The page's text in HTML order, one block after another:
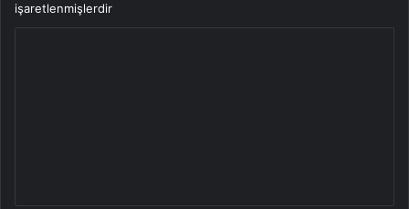
işaretlenmişlerdir